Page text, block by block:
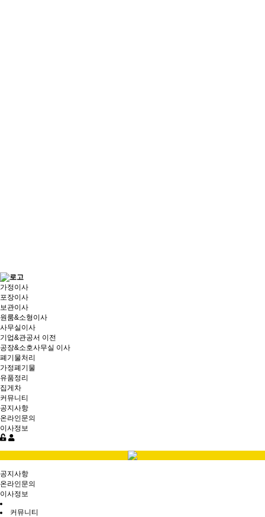
가정이사
포장이사
보관이사
원룸&소형이사
사무실이사
기업&관공서 이전
공장&소호사무실 이사
폐기물처리
가정폐기물
유품정리
집게차
커뮤니티
공지사항
온라인문의
이사정보
공지사항
온라인문의
이사정보
커뮤니티